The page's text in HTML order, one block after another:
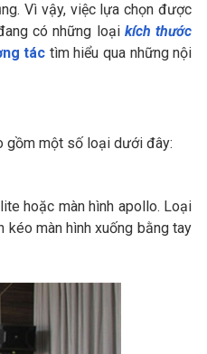
Vì vậy, việc lựa chọn được
có những loại kích thước
tác tìm hiểu qua những nội
gồm một số loại dưới đây:
hoặc màn hình apollo. Loại
màn hình xuống bằng tay